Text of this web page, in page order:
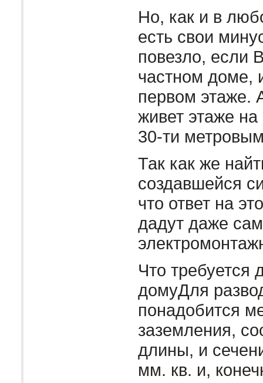
Но, как и в
есть свои
повезло, если
частном доме,
первом этаже.
живет этаже
30-ти
Так как же
создавшейся
что ответ на
дадут даже
Что требуется
домуДля
понадобится
заземления,
длины, и
мм. кв. и,